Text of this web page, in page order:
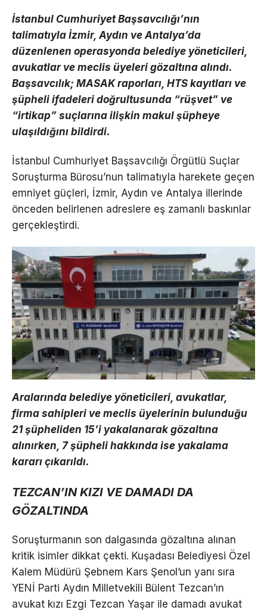
İstanbul Cumhuriyet Başsavcılığı’nın
talimatıyla İzmir, Aydın ve Antalya’da
düzenlenen operasyonda belediye yöneticileri,
avukatlar ve meclis üyeleri gözaltına alındı.
Başsavcılık; MASAK raporları, HTS kayıtları ve
şüpheli ifadeleri doğrultusunda “rüşvet” ve
“irtikap” suçlarına ilişkin makul şüpheye
ulaşıldığını bildirdi.
İstanbul Cumhuriyet Başsavcılığı Örgütlü Suçlar
Soruşturma Bürosu’nun talimatıyla harekete geçen
emniyet güçleri, İzmir, Aydın ve Antalya illerinde
önceden belirlenen adreslere eş zamanlı baskınlar
gerçekleştirdi.
Aralarında belediye yöneticileri, avukatlar,
firma sahipleri ve meclis üyelerinin bulunduğu
21 şüpheliden 15’i yakalanarak gözaltına
alınırken, 7 şüpheli hakkında ise yakalama
kararı çıkarıldı.
TEZCAN’IN KIZI VE DAMADI DA
GÖZALTINDA
Soruşturmanın son dalgasında gözaltına alınan
kritik isimler dikkat çekti. Kuşadası Belediyesi Özel
Kalem Müdürü Şebnem Kars Şenol’un yanı sıra
YENİ Parti Aydın Milletvekili Bülent Tezcan’ın
avukat kızı Ezgi Tezcan Yaşar ile damadı avukat